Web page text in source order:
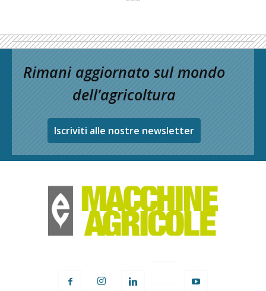
Rimani aggiornato sul mondo
dell’agricoltura
Iscriviti alle nostre newsletter